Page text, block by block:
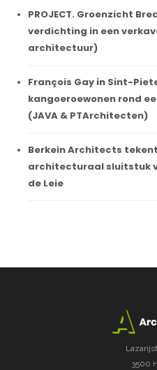
PROJECT. Groenzicht
verdichting in een
architectuur)
François Gay in Sint-
kangoeroewonen rond
(JAVA & PTArchitecten)
Berkein Architects tekent
architecturaal sluitstuk
de Leie
3500